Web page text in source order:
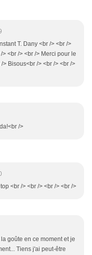
T. Dany <br /> <br />
<br /> <br /> Merci pour le
> Bisous<br /> <br /> <br />
/>
<br /> <br /> <br /> <br />
goûte en ce moment et je
Tiens j'ai peut-être